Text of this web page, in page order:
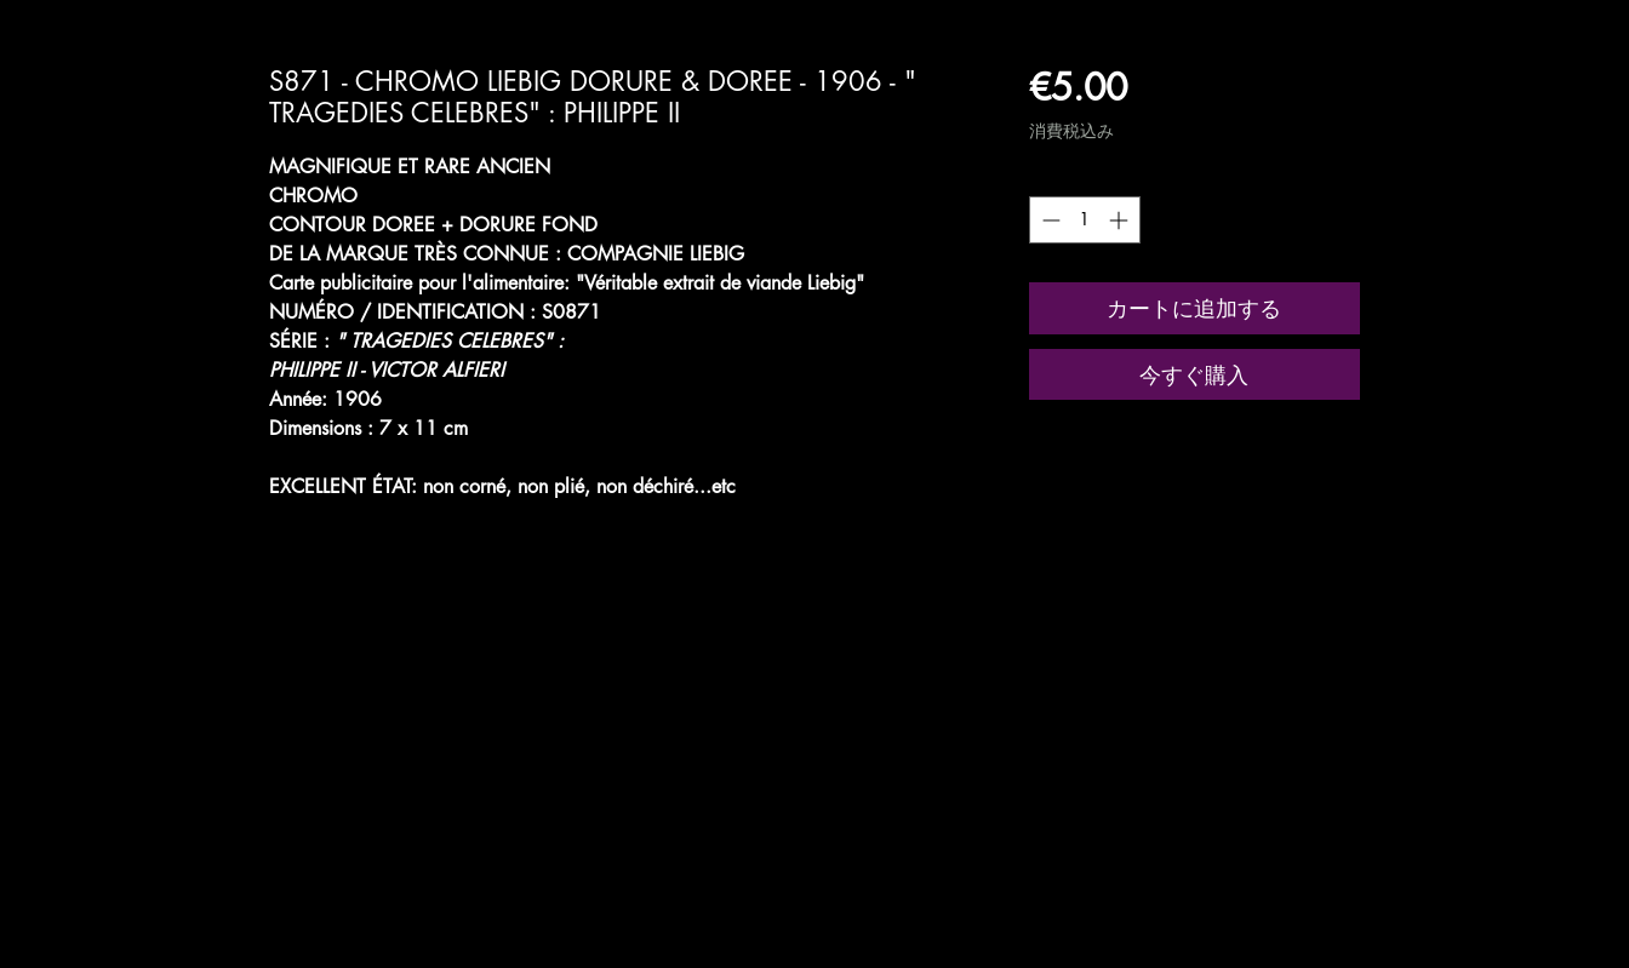
S871 - CHROMO LIEBIG DORURE & DOREE - 1906 - "
TRAGEDIES CELEBRES" : PHILIPPE II
MAGNIFIQUE ET RARE ANCIEN
CHROMO
CONTOUR DOREE + DORURE FOND
DE LA MARQUE TRÈS CONNUE : COMPAGNIE LIEBIG
Carte publicitaire pour l'alimentaire: "Véritable extrait de viande Liebig"
NUMÉRO / IDENTIFICATION : S0871
SÉRIE : " TRAGEDIES CELEBRES" :
PHILIPPE II - VICTOR ALFIERI
Année: 1906
Dimensions : 7 x 11 cm
EXCELLENT ÉTAT: non corné, non plié, non déchiré...etc
€5.00価
消費税込み
カートに追加する
今すぐ購入